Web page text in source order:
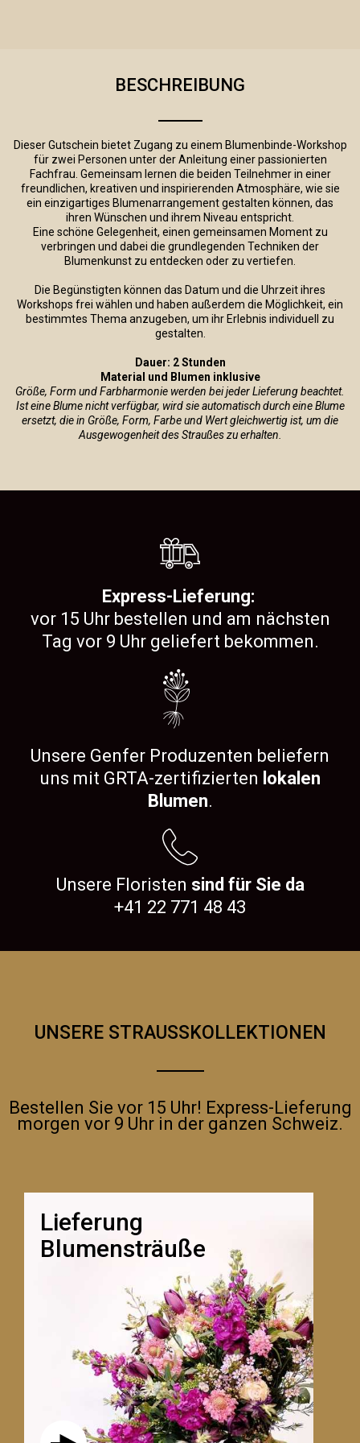
BESCHREIBUNG
Dieser Gutschein bietet Zugang zu einem Blumenbinde-Workshop
für zwei Personen unter der Anleitung einer passionierten
Fachfrau. Gemeinsam lernen die beiden Teilnehmer in einer
freundlichen, kreativen und inspirierenden Atmosphäre, wie sie
ein einzigartiges Blumenarrangement gestalten können, das
ihren Wünschen und ihrem Niveau entspricht.
Eine schöne Gelegenheit, einen gemeinsamen Moment zu
verbringen und dabei die grundlegenden Techniken der
Blumenkunst zu entdecken oder zu vertiefen.
Die Begünstigten können das Datum und die Uhrzeit ihres
Workshops frei wählen und haben außerdem die Möglichkeit, ein
bestimmtes Thema anzugeben, um ihr Erlebnis individuell zu
gestalten.
Dauer: 2 Stunden
Material und Blumen inklusive
Größe, Form und Farbharmonie werden bei jeder Lieferung beachtet.
Ist eine Blume nicht verfügbar, wird sie automatisch durch eine Blume
ersetzt, die in Größe, Form, Farbe und Wert gleichwertig ist, um die
Ausgewogenheit des Straußes zu erhalten.
Express-Lieferung:
vor 15 Uhr bestellen und am nächsten
Tag vor 9 Uhr geliefert bekommen.
Unsere Genfer Produzenten beliefern
uns mit GRTA-zertifizierten lokalen
Blumen.
Unsere Floristen sind für Sie da
+41 22 771 48 43
UNSERE STRAUSSKOLLEKTIONEN
Bestellen Sie vor 15 Uhr! Express-Lieferung
morgen vor 9 Uhr in der ganzen Schweiz.
Lieferung
Blumensträuße
COURS ART FLORAL EN DUO
VERSCHENKEN SIE EINEN